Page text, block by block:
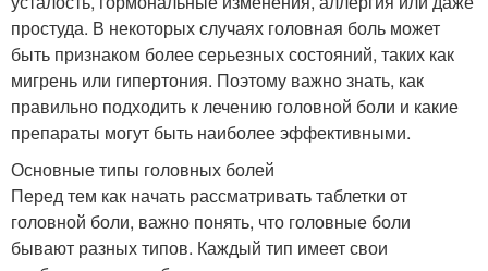
простуда. В некоторых случаях головная боль может
быть признаком более серьезных состояний, таких как
мигрень или гипертония. Поэтому важно знать, как
правильно подходить к лечению головной боли и какие
препараты могут быть наиболее эффективными.
Основные типы головных болей
Перед тем как начать рассматривать таблетки от
головной боли, важно понять, что головные боли
бывают разных типов. Каждый тип имеет свои